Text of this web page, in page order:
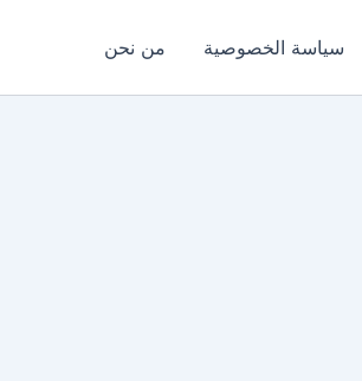
سياسة الخصوصية من نحن